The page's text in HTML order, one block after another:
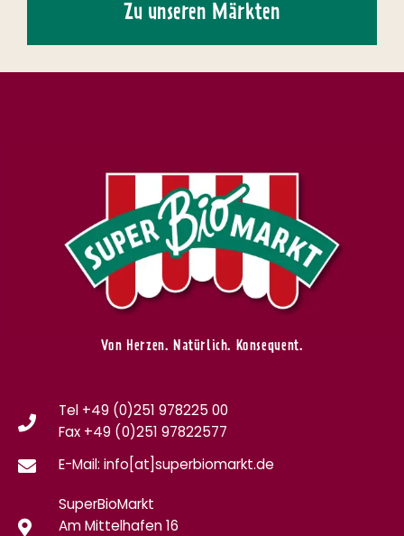
Zu unseren Märkten
Von Herzen. Natürlich. Konsequent.
Tel +49 (0)251 978225 00
Fax +49 (0)251 97822577
E-Mail: info[at]superbiomarkt.de
SuperBioMarkt
Am Mittelhafen 16